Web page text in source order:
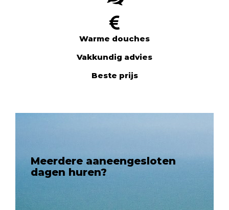
Warme douches
Vakkundig advies
Beste prijs
Meerdere aaneengesloten
dagen huren?